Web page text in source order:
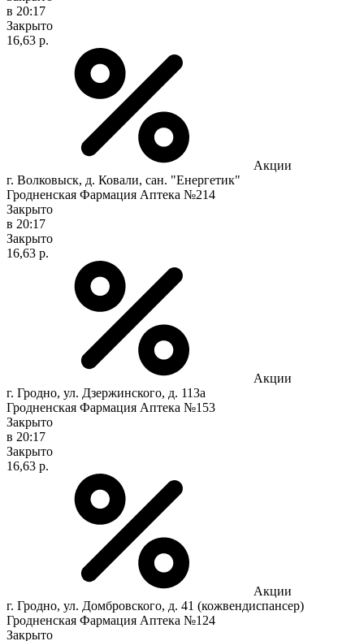
в 20:17
Закрыто
16,63 р.
Акции
г. Волковыск, д. Ковали, сан. "Енергетик"
Гродненская Фармация Аптека №214
Закрыто
в 20:17
Закрыто
16,63 р.
Акции
г. Гродно, ул. Дзержинского, д. 113а
Гродненская Фармация Аптека №153
Закрыто
в 20:17
Закрыто
16,63 р.
Акции
г. Гродно, ул. Домбровского, д. 41 (кожвендиспансер)
Гродненская Фармация Аптека №124
Закрыто